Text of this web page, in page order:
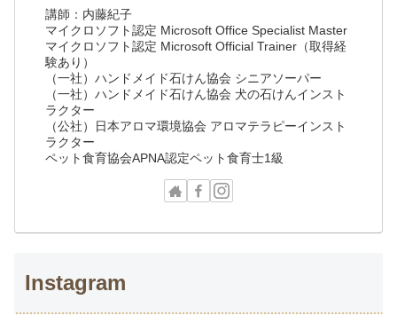
講師：内藤紀子
マイクロソフト認定 Microsoft Office Specialist Master
マイクロソフト認定 Microsoft Official Trainer（取得経
験あり）
（一社）ハンドメイド石けん協会 シニアソーパー
（一社）ハンドメイド石けん協会 犬の石けんインスト
ラクター
（公社）日本アロマ環境協会 アロマテラピーインスト
ラクター
ペット食育協会APNA認定ペット食育士1級
Instagram